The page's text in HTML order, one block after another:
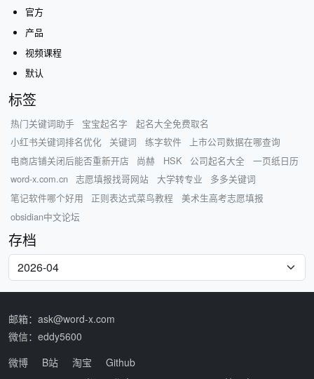
官方
产品
视频课程
默认
标签
热门关键词助手 宝宝起名字
起名大全免费取名
小红书关键词排名优化
关键词 练字软件
上市公司数据在哪查询
电商店铺关闭后能否重新开店
尚赫 HSK 公司起名大全
一页纸日历
word-x.com.cn
志愿填报找哥网站 大学转专业
多多关键词
笔记软件哪个好用
正则表达式菜鸟教程
美术生高考志愿填报
obsidian中文论坛
存档
邮箱：ask@word-x.com
微信：eddy5600
微博
B站 淘宝
Github